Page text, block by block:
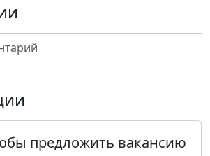
предложить вакансию